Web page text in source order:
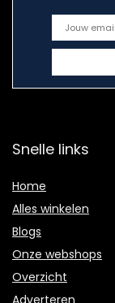
Snelle links
Home
Alles winkelen
Blogs
Onze webshops
Overzicht